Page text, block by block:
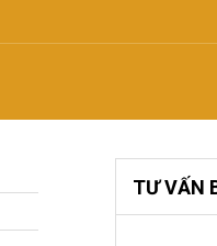
TƯ VẤN